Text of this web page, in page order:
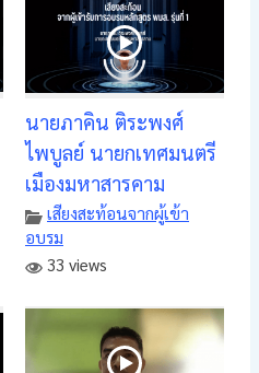
นายภาคิน ติระพงศ์
ไพบูลย์ นายกเทศมนตรี
เมืองมหาสารคาม
เสียงสะท้อนจากผู้เข้า
อบรม
33 views